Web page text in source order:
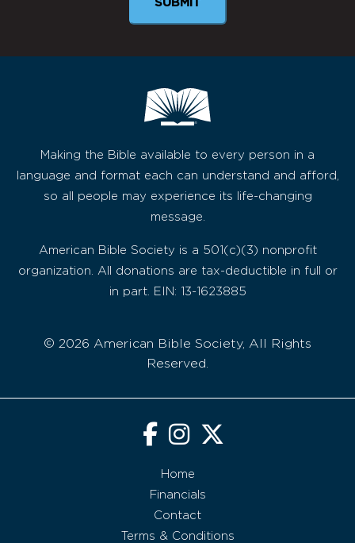
Making the Bible available to every person in a
language and format each can understand and afford,
so all people may experience its life-changing
message.
American Bible Society is a 501(c)(3) nonprofit
organization. All donations are tax-deductible in full or
in part. EIN: 13-1623885
© 2026 American Bible Society, All Rights
Reserved.
Home
Financials
Contact
Terms & Conditions